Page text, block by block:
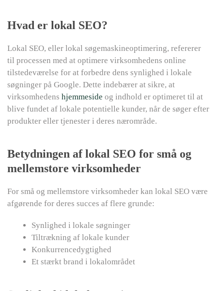
Hvad er lokal SEO?
Lokal SEO, eller lokal søgemaskineoptimering, refererer
til processen med at optimere virksomhedens online
tilstedeværelse for at forbedre dens synlighed i lokale
søgninger på Google. Dette indebærer at sikre, at
virksomhedens hjemmeside og indhold er optimeret til at
blive fundet af lokale potentielle kunder, når de søger efter
produkter eller tjenester i deres nærområde.
Betydningen af lokal SEO for små og
mellemstore virksomheder
For små og mellemstore virksomheder kan lokal SEO være
afgørende for deres succes af flere grunde:
Synlighed i lokale søgninger
Tiltrækning af lokale kunder
Konkurrencedygtighed
Et stærkt brand i lokalområdet